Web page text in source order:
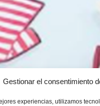
Gestionar el consentimiento
experiencias, utilizamos